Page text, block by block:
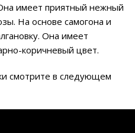
имеет приятный нежный
На основе самогона и
Она имеет
коричневый цвет.
смотрите в следующем